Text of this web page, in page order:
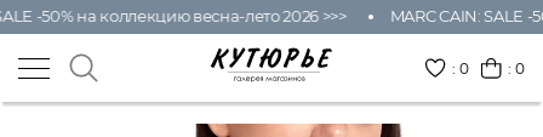
-50% на коллекцию весна-лето 2026 >>> MARC CAIN: SALE
:0 : 0